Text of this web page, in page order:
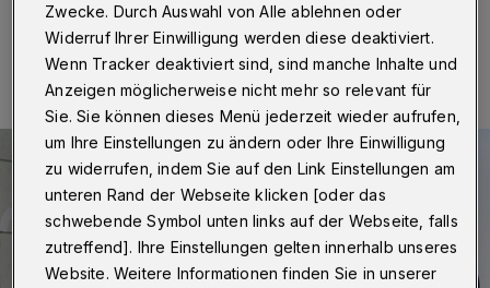
01.03.2019 , 12:17 Uhr Eine Minute Lesezeit
Zwecke. Durch Auswahl von Alle ablehnen oder
Widerruf Ihrer Einwilligung werden diese deaktiviert.
Wenn Tracker deaktiviert sind, sind manche Inhalte und
Anzeigen möglicherweise nicht mehr so relevant für
Sie. Sie können dieses Menü jederzeit wieder aufrufen,
um Ihre Einstellungen zu ändern oder Ihre Einwilligung
zu widerrufen, indem Sie auf den Link Einstellungen am
unteren Rand der Webseite klicken [oder das
schwebende Symbol unten links auf der Webseite, falls
zutreffend]. Ihre Einstellungen gelten innerhalb unseres
Website. Weitere Informationen finden Sie in unserer